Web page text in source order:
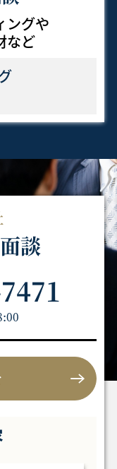
ングや
など
談